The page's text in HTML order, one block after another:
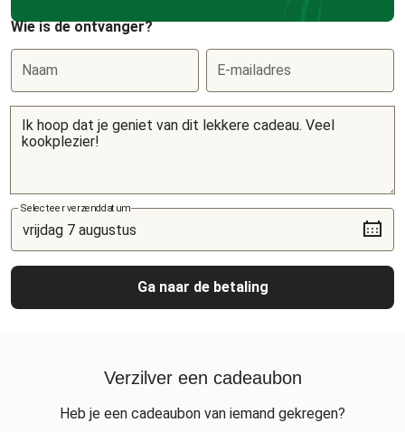
Wie is de ontvanger?
Naam E-mailadres
Selecteer verzenddatum
Ga naar de betaling
Verzilver een cadeaubon
Heb je een cadeaubon van iemand gekregen?